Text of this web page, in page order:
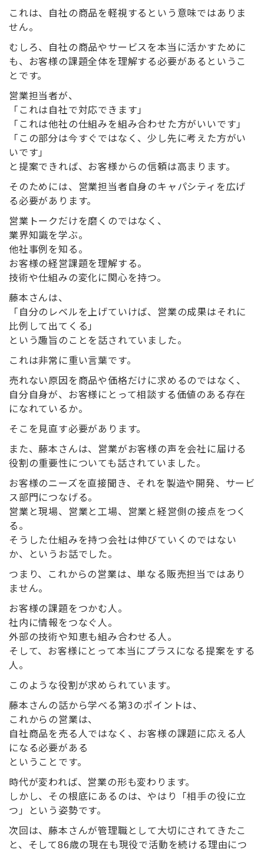
これは、自社の商品を軽視するという意味ではありま
せん。
むしろ、自社の商品やサービスを本当に活かすために
も、お客様の課題全体を理解する必要があるというこ
とです。
営業担当者が、
「これは自社で対応できます」
「これは他社の仕組みを組み合わせた方がいいです」
「この部分は今すぐではなく、少し先に考えた方がい
いです」
と提案できれば、お客様からの信頼は高まります。
そのためには、営業担当者自身のキャパシティを広げ
る必要があります。
営業トークだけを磨くのではなく、
業界知識を学ぶ。
他社事例を知る。
お客様の経営課題を理解する。
技術や仕組みの変化に関心を持つ。
藤本さんは、
「自分のレベルを上げていけば、営業の成果はそれに
比例して出てくる」
という趣旨のことを話されていました。
これは非常に重い言葉です。
売れない原因を商品や価格だけに求めるのではなく、
自分自身が、お客様にとって相談する価値のある存在
になれているか。
そこを見直す必要があります。
また、藤本さんは、営業がお客様の声を会社に届ける
役割の重要性についても話されていました。
お客様のニーズを直接聞き、それを製造や開発、サービ
ス部門につなげる。
営業と現場、営業と工場、営業と経営側の接点をつく
る。
そうした仕組みを持つ会社は伸びていくのではない
か、というお話でした。
つまり、これからの営業は、単なる販売担当ではあり
ません。
お客様の課題をつかむ人。
社内に情報をつなぐ人。
外部の技術や知恵も組み合わせる人。
そして、お客様にとって本当にプラスになる提案をする
人。
このような役割が求められています。
藤本さんの話から学べる第3のポイントは、
これからの営業は、
自社商品を売る人ではなく、お客様の課題に応える人
になる必要がある
ということです。
時代が変われば、営業の形も変わります。
しかし、その根底にあるのは、やはり「相手の役に立
つ」という姿勢です。
次回は、藤本さんが管理職として大切にされてきたこ
と、そして86歳の現在も現役で活動を続ける理由につ